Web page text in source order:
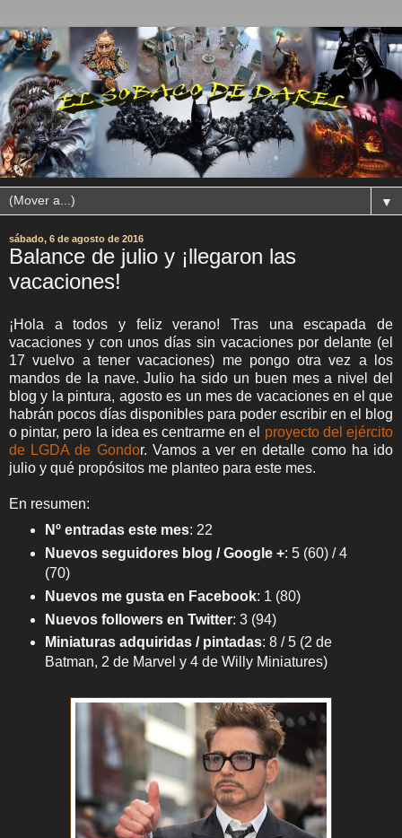
▼
sábado, 6 de agosto de 2016
Balance de julio y ¡llegaron las
vacaciones!
¡Hola a todos y feliz verano! Tras una escapada de
vacaciones y con unos días sin vacaciones por delante (el
17 vuelvo a tener vacaciones) me pongo otra vez a los
mandos de la nave. Julio ha sido un buen mes a nivel del
blog y la pintura, agosto es un mes de vacaciones en el que
habrán pocos días disponibles para poder escribir en el blog
o pintar, pero la idea es centrarme en el proyecto del ejército
de LGDA de Gondor. Vamos a ver en detalle como ha ido
julio y qué propósitos me planteo para este mes.
En resumen:
Nº entradas este mes: 22
Nuevos seguidores blog / Google +: 5 (60) / 4
(70)
Nuevos me gusta en Facebook: 1 (80)
Nuevos followers en Twitter: 3 (94)
Miniaturas adquiridas / pintadas: 8 / 5 (2 de
Batman, 2 de Marvel y 4 de Willy Miniatures)